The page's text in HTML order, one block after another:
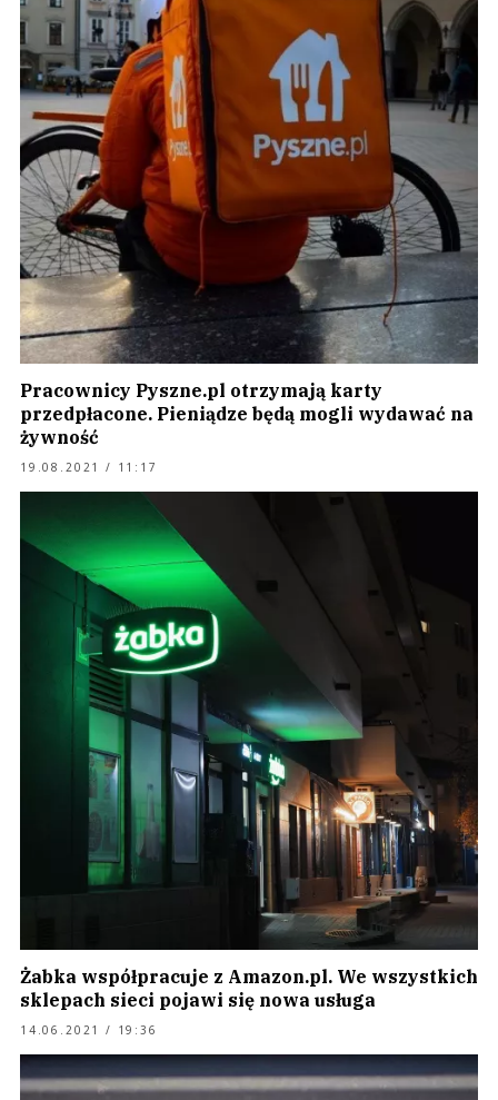
Pracownicy Pyszne.pl otrzymają karty
przedpłacone. Pieniądze będą mogli wydawać na
żywność
19.08.2021 / 11:17
Żabka współpracuje z Amazon.pl. We wszystkich
sklepach sieci pojawi się nowa usługa
14.06.2021 / 19:36